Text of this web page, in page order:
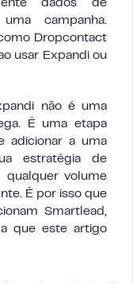
dados de
campanha.
Dropcontact
usar Expandi ou
não é uma
É uma etapa
adicionar a uma
estratégia de
qualquer volume
É por isso que
Smartlead,
que este artigo